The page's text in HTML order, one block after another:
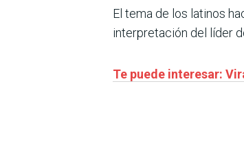
El tema de los latinos
interpretación del líder
Te puede interesar: